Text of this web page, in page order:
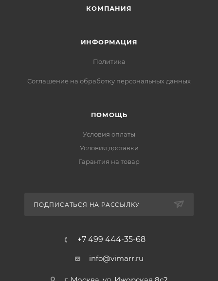
КОМПАНИЯ
ИНФОРМАЦИЯ
Политика
Соглашение на обработку персональных данных
ПОМОЩЬ
Условия оплаты
Условия доставки
Гарантия на товар
ПОДПИСАТЬСЯ НА РАССЫЛКУ
+7 499 444-35-68
info@vimarr.ru